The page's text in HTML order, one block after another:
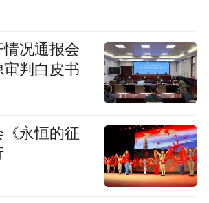
况通报会
判白皮书
永恒的征